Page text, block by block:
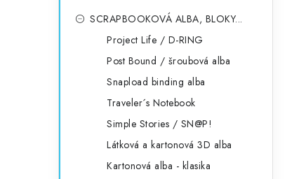
SCRAPBOOKOVÁ ALBA, BLOKY...
Project Life / D-RING
Post Bound / šroubová alba
Snapload binding alba
Traveler´s Notebook
Simple Stories / SN@P!
Látková a kartonová 3D alba
Kartonová alba - klasika